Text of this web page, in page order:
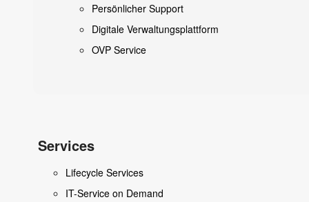
Persönlicher Support
Digitale Verwaltungsplattform
OVP Service
Services
Lifecycle Services
IT-Service on Demand